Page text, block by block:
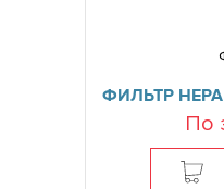
ФИЛЬТР
По